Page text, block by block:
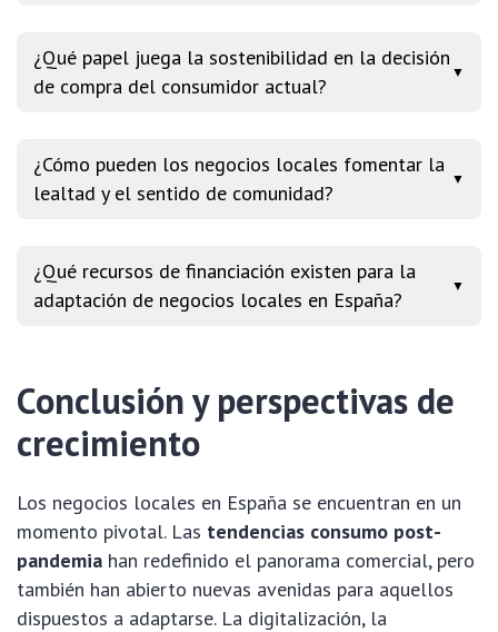
¿Qué papel juega la sostenibilidad en la decisión
de compra del consumidor actual?
▼
¿Cómo pueden los negocios locales fomentar la
lealtad y el sentido de comunidad?
▼
¿Qué recursos de financiación existen para la
adaptación de negocios locales en España?
▼
Conclusión y perspectivas de
crecimiento
Los negocios locales en España se encuentran en un
momento pivotal. Las tendencias consumo post-
pandemia han redefinido el panorama comercial, pero
también han abierto nuevas avenidas para aquellos
dispuestos a adaptarse. La digitalización, la